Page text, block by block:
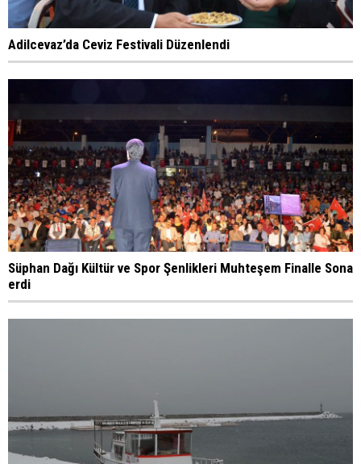
Adilcevaz’da Ceviz Festivali Düzenlendi
Süphan Dağı Kültür ve Spor Şenlikleri Muhteşem Finalle Sona
erdi